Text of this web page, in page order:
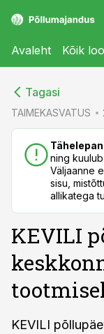
Avaleht Kõik
Tagasi
TAIMEKASVATUS
ning
Väljaanne
sisu,
allikatega
KEVILI
KEVILI